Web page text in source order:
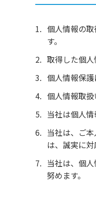
個人情報の
す。
取得した個人
個人情報保
個人情報取
当社は個人
当社は、ご
は、誠実に対
当社は、個
努めます。